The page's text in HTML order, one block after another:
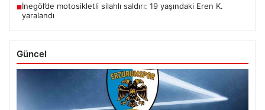
■İnegöl’de motosikletli silahlı saldırı: 19 yaşındaki Eren K.
yaralandı
Güncel